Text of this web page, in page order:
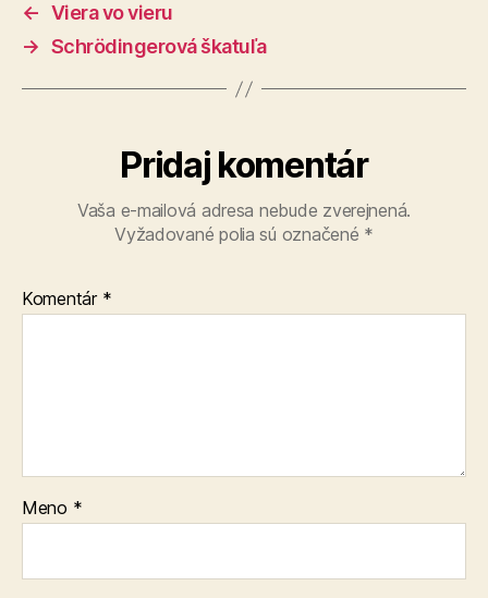
← Viera vo vieru
→ Schrödingerová škatuľa
Pridaj komentár
Vaša e-mailová adresa nebude zverejnená.
Vyžadované polia sú označené *
Komentár *
Meno *